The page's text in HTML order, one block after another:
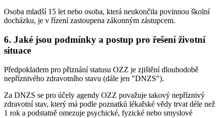
Osoba mladší 15 let nebo osoba, která neukončila povinnou školní
docházku, je v řízení zastoupena zákonným zástupcem.
6. Jaké jsou podmínky a postup pro řešení životní
situace
Předpokladem pro přiznání statusu OZZ je zjištění dlouhodobě
nepříznivého zdravotního stavu (dále jen "DNZS").
Za DNZS se pro účely agendy OZZ považuje takový nepříznivý
zdravotní stav, který má podle poznatků lékařské vědy trvat déle než
1 rok a podstatně omezuje psychické, fyzické nebo smyslové